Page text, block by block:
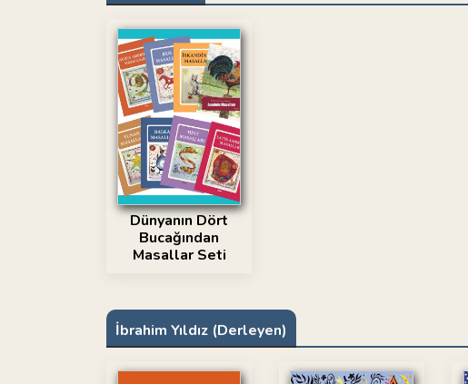
Dünyanın Dört
Bucağından
Masallar Seti
İbrahim Yıldız (Derleyen)